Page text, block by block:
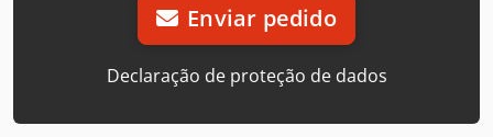
Enviar pedido
Declaração de proteção de dados